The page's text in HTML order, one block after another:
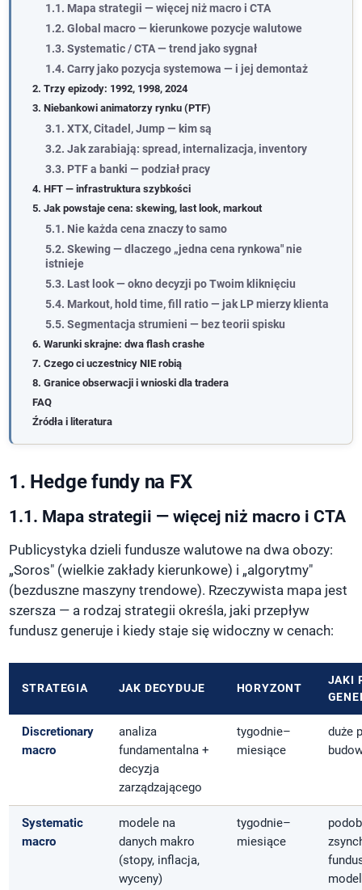
1.1. Mapa strategii — więcej niż macro i CTA
1.2. Global macro — kierunkowe pozycje walutowe
1.3. Systematic / CTA — trend jako sygnał
1.4. Carry jako pozycja systemowa — i jej demontaż
2. Trzy epizody: 1992, 1998, 2024
3. Niebankowi animatorzy rynku (PTF)
3.1. XTX, Citadel, Jump — kim są
3.2. Jak zarabiają: spread, internalizacja, inventory
3.3. PTF a banki — podział pracy
4. HFT — infrastruktura szybkości
5. Jak powstaje cena: skewing, last look, markout
5.1. Nie każda cena znaczy to samo
5.2. Skewing — dlaczego „jedna cena rynkowa" nie
istnieje
5.3. Last look — okno decyzji po Twoim kliknięciu
5.4. Markout, hold time, fill ratio — jak LP mierzy klienta
5.5. Segmentacja strumieni — bez teorii spisku
6. Warunki skrajne: dwa flash crashe
7. Czego ci uczestnicy NIE robią
8. Granice obserwacji i wnioski dla tradera
FAQ
Źródła i literatura
1. Hedge fundy na FX
1.1. Mapa strategii — więcej niż macro i CTA
Publicystyka dzieli fundusze walutowe na dwa obozy:
„Soros" (wielkie zakłady kierunkowe) i „algorytmy"
(bezduszne maszyny trendowe). Rzeczywista mapa jest
szersza — a rodzaj strategii określa, jaki przepływ
fundusz generuje i kiedy staje się widoczny w cenach:
STRATEGIA JAK DECYDUJE HORYZONT
JAKI
Discretionary
macro
analiza
fundamentalna +
decyzja
zarządzającego
tygodnie–
miesiące
duże
Systematic
macro
modele na
danych makro
(stopy, inflacja,
wyceny)
tygodnie–
miesiące